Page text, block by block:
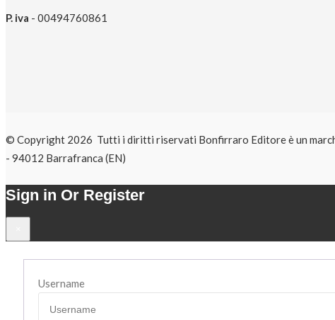
P. iva - 00494760861
© Copyright 2026 Tutti i diritti riservati Bonfirraro Editore è un
- 94012 Barrafranca (EN)
Sign in Or Register
Username